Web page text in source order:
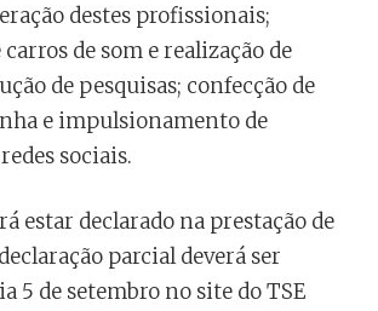
destes profissionais;
de som e realização de
de pesquisas; confecção de
e impulsionamento de
sociais.
estar declarado na prestação de
parcial deverá ser
5 de setembro no site do TSE